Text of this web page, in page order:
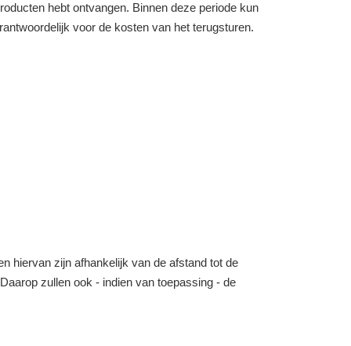
hebt ontvangen. Binnen deze periode kun
voor de kosten van het terugsturen.
hiervan zijn afhankelijk van de afstand tot de
zullen ook - indien van toepassing - de